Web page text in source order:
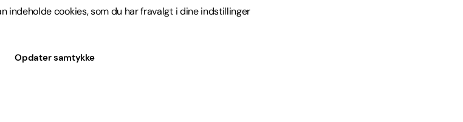
indeholde cookies, som du har fravalgt i dine indstillinger
Opdater samtykke